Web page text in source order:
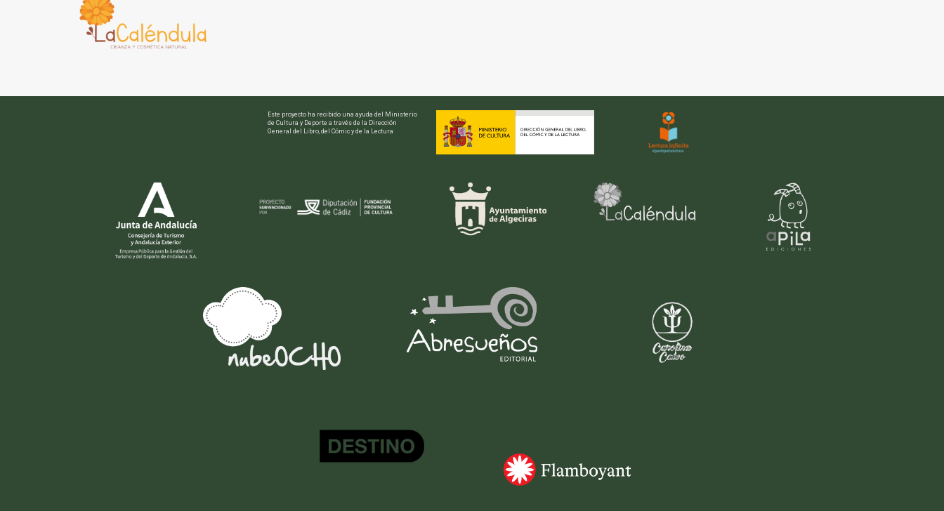
Este proyecto ha recibido una ayuda del Ministerio
de Cultura y Deporte a través de la Dirección
General del Libro, del Cómic y de la Lectura